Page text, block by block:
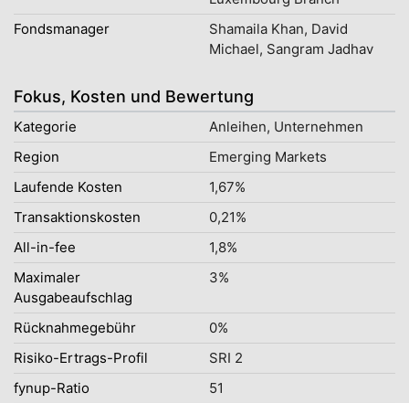
Fondsmanager
Shamaila Khan, David
Michael, Sangram Jadhav
Fokus, Kosten und Bewertung
Kategorie
Anleihen, Unternehmen
Region
Emerging Markets
Laufende Kosten
1,67%
Transaktionskosten
0,21%
All-in-fee
1,8%
Maximaler
Ausgabeaufschlag
3%
Rücknahmegebühr
0%
Risiko-Ertrags-Profil
SRI 2
fynup-Ratio
51